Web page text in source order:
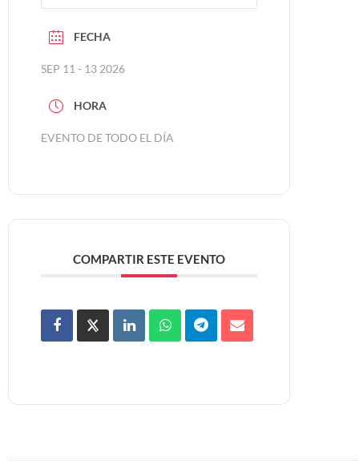
FECHA
SEP 11 - 13 2026
HORA
EVENTO DE TODO EL DÍA
COMPARTIR ESTE EVENTO